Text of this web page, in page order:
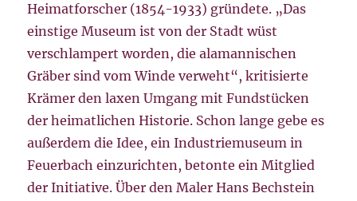
Heimatforscher (1854-1933) gründete. „Das
einstige Museum ist von der Stadt wüst
verschlampert worden, die alamannischen
Gräber sind vom Winde verweht“, kritisierte
Krämer den laxen Umgang mit Fundstücken
der heimatlichen Historie. Schon lange gebe es
außerdem die Idee, ein Industriemuseum in
Feuerbach einzurichten, betonte ein Mitglied
der Initiative. Über den Maler Hans Bechstein